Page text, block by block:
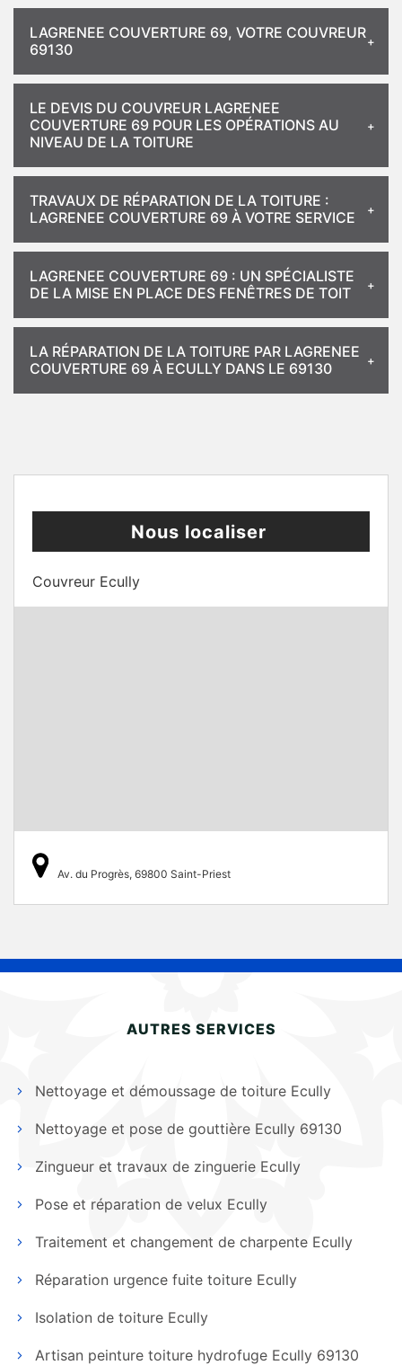
LAGRENEE COUVERTURE 69, VOTRE COUVREUR
69130
LE DEVIS DU COUVREUR LAGRENEE
COUVERTURE 69 POUR LES OPÉRATIONS AU
NIVEAU DE LA TOITURE
TRAVAUX DE RÉPARATION DE LA TOITURE :
LAGRENEE COUVERTURE 69 À VOTRE SERVICE
LAGRENEE COUVERTURE 69 : UN SPÉCIALISTE
DE LA MISE EN PLACE DES FENÊTRES DE TOIT
LA RÉPARATION DE LA TOITURE PAR LAGRENEE
COUVERTURE 69 À ECULLY DANS LE 69130
Nous localiser
Couvreur Ecully
Av. du Progrès, 69800 Saint-Priest
AUTRES SERVICES
Nettoyage et démoussage de toiture Ecully
Nettoyage et pose de gouttière Ecully 69130
Zingueur et travaux de zinguerie Ecully
Pose et réparation de velux Ecully
Traitement et changement de charpente Ecully
Réparation urgence fuite toiture Ecully
Isolation de toiture Ecully
Artisan peinture toiture hydrofuge Ecully 69130